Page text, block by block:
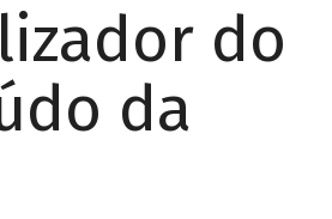
do
da